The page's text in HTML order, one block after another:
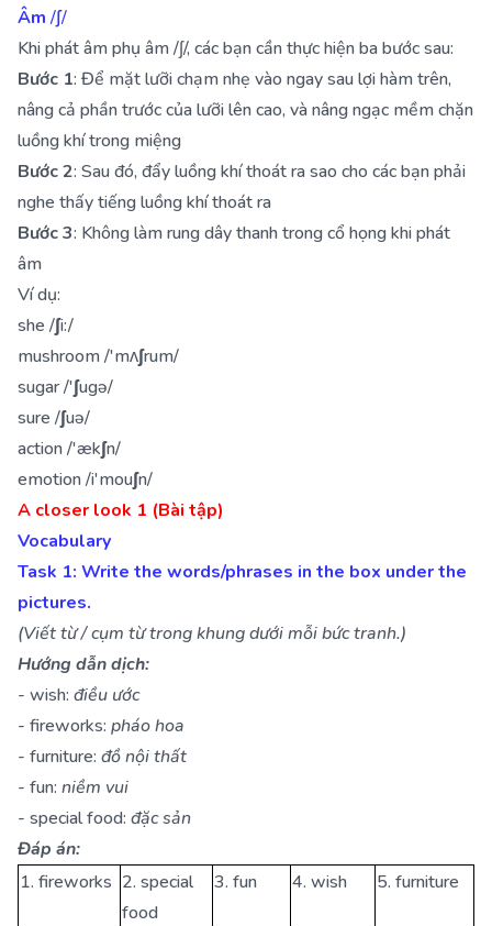
Âm /∫/
Khi phát âm phụ âm /ʃ/, các bạn cần thực hiện ba bước sau:
Bước 1: Để mặt lưỡi chạm nhẹ vào ngay sau lợi hàm trên,
nâng cả phần trước của lưỡi lên cao, và nâng ngạc mềm chặn
luồng khí trong miệng
Bước 2: Sau đó, đẩy luồng khí thoát ra sao cho các bạn phải
nghe thấy tiếng luồng khí thoát ra
Bước 3: Không làm rung dây thanh trong cổ họng khi phát
âm
Ví dụ:
she /ʃi:/
mushroom /'mʌʃrum/
sugar /'ʃugə/
sure /ʃuə/
action /'ækʃn/
emotion /i'mouʃn/
A closer look 1 (Bài tập)
Vocabulary
Task 1: Write the words/phrases in the box under the
pictures.
(Viết từ / cụm từ trong khung dưới mỗi bức tranh.)
Hướng dẫn dịch:
- wish: điều ước
- fireworks: pháo hoa
- furniture: đồ nội thất
- fun: niềm vui
- special food: đặc sản
Đáp án:
1. fireworks 2. special
food
3. fun 4. wish 5. furniture